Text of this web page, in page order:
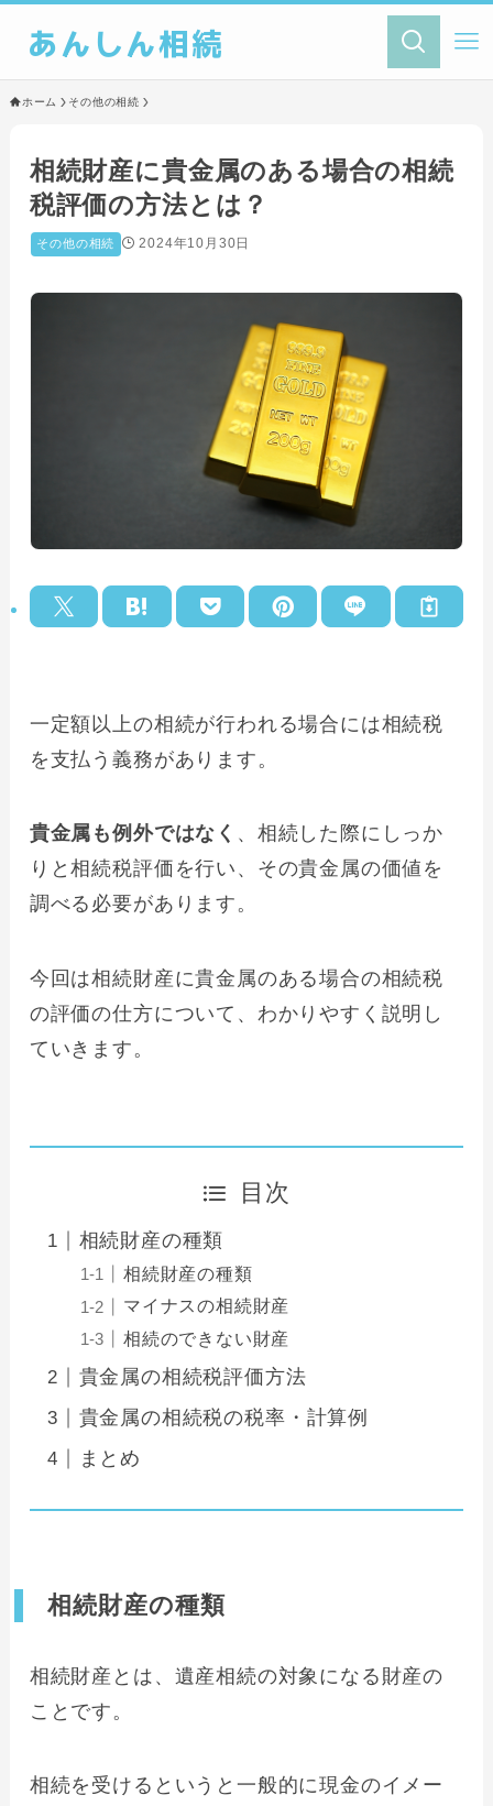
あんしん相続
ホーム その他の相続
相続財産に貴金属のある場合の相続
税評価の方法とは？
その他の相続 2024年10月30日
一定額以上の相続が行われる場合には相続税
を支払う義務があります。
貴金属も例外ではなく 、相続した際にしっか
りと相続税評価を行い、その貴金属の価値を
調べる必要があります。
今回は相続財産に貴金属のある場合の相続税
の評価の仕方について、わかりやすく説明し
ていきます。
目次
相続財産の種類
相続財産の種類
マイナスの相続財産
相続のできない財産
貴金属の相続税評価方法
貴金属の相続税の税率・計算例
まとめ
相続財産の種類
相続財産とは、遺産相続の対象になる財産の
ことです。
相続を受けるというと一般的に現金のイメー